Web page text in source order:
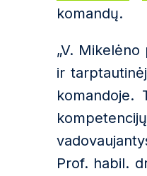
komandų.
„V.
ir
komandoje.
Prof. habil.